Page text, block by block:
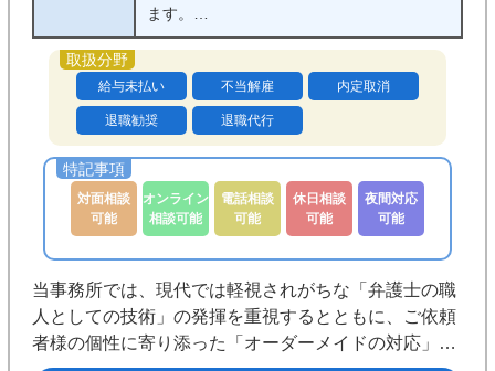
ます。
※ご相談料が無料となるのは、詳細な回答
の概要の聴取を行うべき事案に関する当該
概要のご相談（ご相談を受け付けられるか
を確認するための準備的なご相談）の場合
給与未払い 不当解雇 内定取消
退職勧奨 退職代行
対面相談
可能
オンライン
相談可能
電話相談
可能
休日相談
可能
夜間対応
可能
当事務所では、現代では軽視されがちな「弁護士の職
人としての技術」の発揮を重視するとともに、ご依頼
者様の個性に寄り添った「オーダーメイドの対応」を